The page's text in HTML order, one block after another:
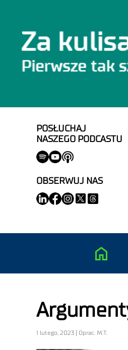
POSŁUCHAJ
NASZEGO PODCASTU
OBSERWUJ NAS
1 lutego, 2023 | Oprac. M.T.